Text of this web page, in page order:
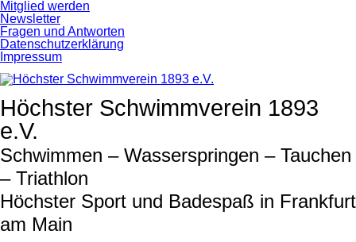
Navigation
überspringen
Mitglied werden
Newsletter
Fragen und Antworten
Datenschutzerklärung
Impressum
Höchster Schwimmverein 1893
e.V.
Schwimmen – Wasserspringen – Tauchen
– Triathlon
Höchster Sport und Badespaß in Frankfurt
am Main